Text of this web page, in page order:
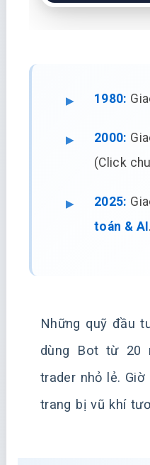
1980:
2000:
(Click
2025:
toán & AI .
Những quỹ đầu
dùng Bot từ 20
trader nhỏ lẻ.
trang bị vũ khí